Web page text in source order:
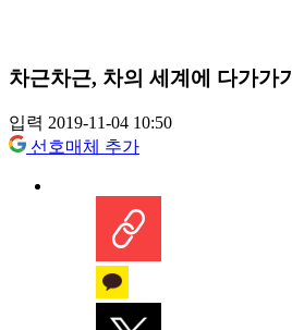
차근차근, 차의 세계에 다가가기
입력 2019-11-04 10:50
선호매체 추가